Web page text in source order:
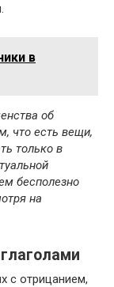
в
об
что есть вещи,
только в
бесполезно
на
с отрицанием,